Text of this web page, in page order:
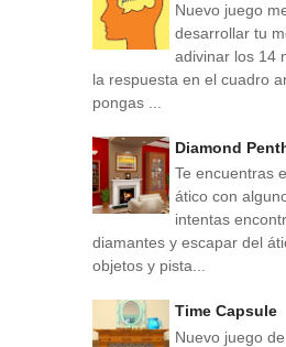
Nuevo juego
desarrollar tu
adivinar los 14
la respuesta en el cuadro
pongas ...
Diamond
Te encuentras
ático con
intentas
diamantes y escapar del
objetos y pista...
Time Capsule
Nuevo juego